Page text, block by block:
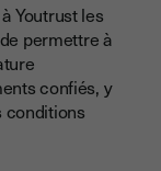
Youtrust les
permettre à
confiés, y
conditions